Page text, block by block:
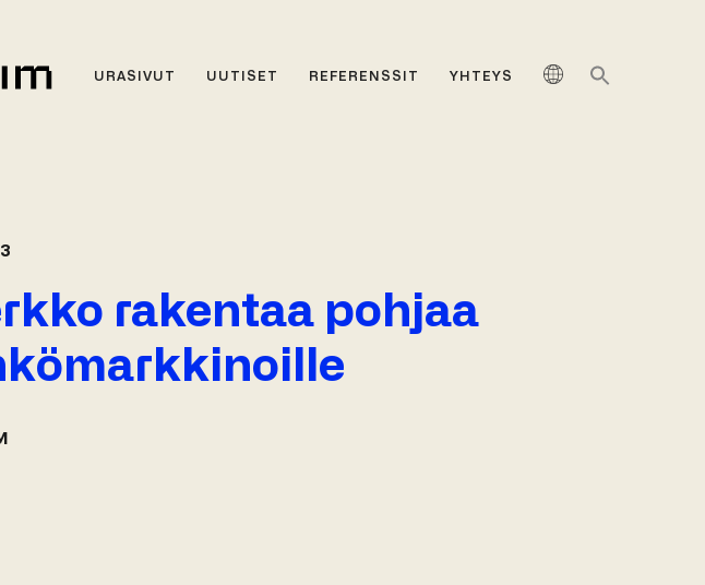
URASIVUT UUTISET REFERENSSIT YHTEYS
rakentaa pohjaa